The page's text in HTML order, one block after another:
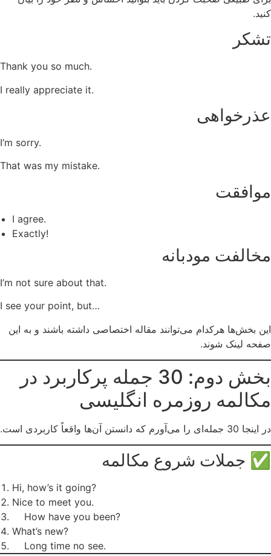
کنید.
تشکر
Thank you so much.
I really appreciate it.
عذرخواهی
I’m sorry.
That was my mistake.
موافقت
I agree.
Exactly!
مخالفت مودبانه
I’m not sure about that.
I see your point, but…
این بخش‌ها هرکدام می‌توانند مقاله اختصاصی داشته باشند و به این
صفحه لینک شوند.
بخش دوم: 30 جمله پرکاربرد در
مکالمه روزمره انگلیسی
در اینجا 30 جمله‌ای را می‌آورم که دانستن آن‌ها واقعاً کاربردی است.
✅ جملات شروع مکالمه
Hi, how’s it going?
Nice to meet you.
How have you been?
What’s new?
Long time no see.